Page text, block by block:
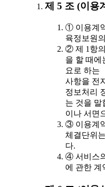
제 5 조 (이용
① 이용계
육정보원
② 제 1항
을 할 때에
요로 하는
사항을 전
정보처리
는 것을 말
이나 서면
③ 이용계
체결단위
다.
④ 서비스
에 관한 계